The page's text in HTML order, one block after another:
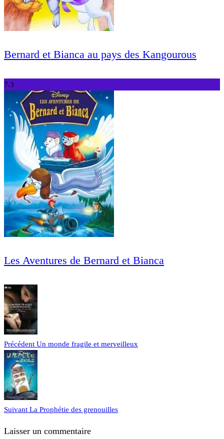
Bernard et Bianca au pays des Kangourous
7.3
Les Aventures de Bernard et Bianca
Précédent Un monde fragile et merveilleux
Suivant La Prophétie des grenouilles
Laisser un commentaire